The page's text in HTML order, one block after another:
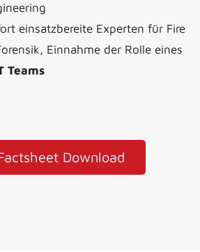
einsatzbereite Experten für Fire
Einnahme der Rolle eines
Teams
Download